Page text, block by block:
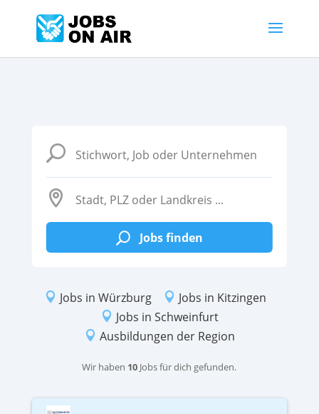
U

U Jobs finden
 Jobs in Würzburg  Jobs in Kitzingen
 Jobs in Schweinfurt
 Ausbildungen der Region
Wir haben 10 Jobs für dich gefunden.